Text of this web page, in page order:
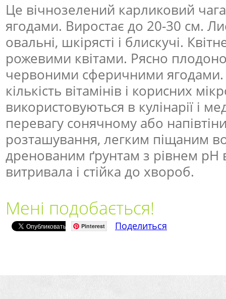
Це вічнозелений карликовий
ягодами. Виростає до 20-30 см.
овальні, шкірясті і блискучі.
рожевими квітами. Рясно
червоними сферичними
кількість вітамінів і корисних
використовуються в кулінарії і
перевагу сонячному або
розташування, легким піщаним
дренованим ґрунтам з рівнем рН
витривала і стійка до хвороб.
Мені подобається!
Pinterest Поделиться